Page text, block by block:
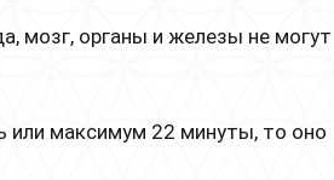
мозг, органы и железы не могут
или максимум 22 минуты, то оно